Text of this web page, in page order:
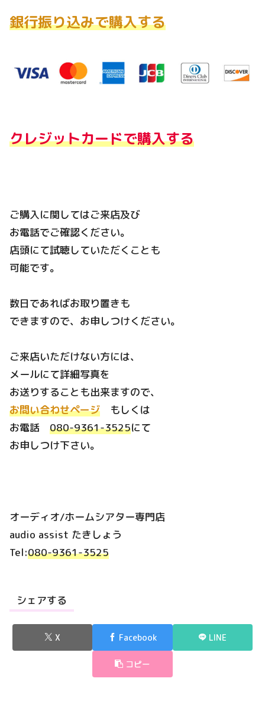
銀行振り込みで購入する
クレジットカードで購入する
ご購入に関してはご来店及び
お電話でご確認ください。
店頭にて試聴していただくことも
可能です。
数日であればお取り置きも
できますので、お申しつけください。
ご来店いただけない方には、
メールにて詳細写真を
お送りすることも出来ますので、
お問い合わせページ もしくは
お電話 080-9361-3525にて
お申しつけ下さい。
オーディオ/ホームシアター専門店
audio assist たきしょう
Tel:080-9361-3525
シェアする
X Facebook LINE
コピー